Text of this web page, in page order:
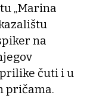
„Marina
na
čuti i u
pričama.